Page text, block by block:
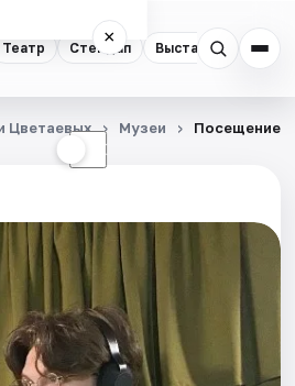
Театр Стендап Выставки Спорт
×
☾
Цветаевых Музеи Посещение